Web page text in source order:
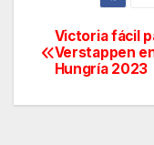
de
Victoria fácil
Verstappen
Hungría 2023